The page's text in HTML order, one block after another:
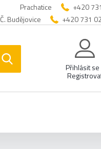
Prachatice +420
Č. Budějovice
+420 731
Přihlásit